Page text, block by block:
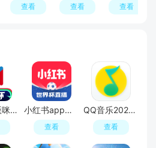
查看 查看 查看
2026新版咪咕视频正版安装包 小红书app最新版本
查看
QQ音乐2026最新版app
查看